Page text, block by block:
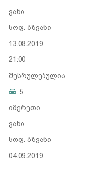
ვანი
სოფ. ბზვანი
13.08.2019
21:00
შესრულებულია
5
იმერეთი
ვანი
სოფ. ბზვანი
04.09.2019